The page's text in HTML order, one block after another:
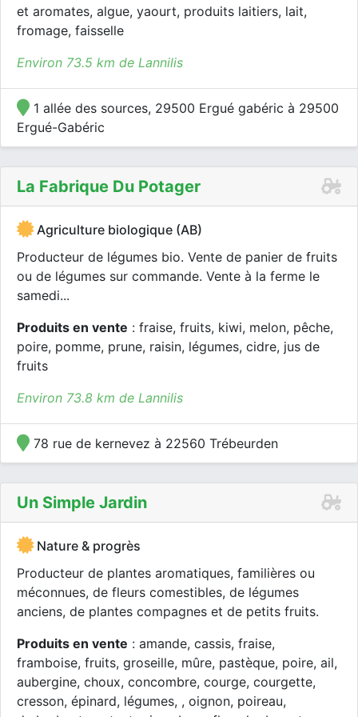
et aromates, algue, yaourt, produits laitiers, lait,
fromage, faisselle
Environ 73.5 km de Lannilis
1 allée des sources, 29500 Ergué gabéric à 29500
Ergué-Gabéric
La Fabrique Du Potager
Agriculture biologique (AB)
Producteur de légumes bio. Vente de panier de fruits
ou de légumes sur commande. Vente à la ferme le
samedi...
Produits en vente : fraise, fruits, kiwi, melon, pêche,
poire, pomme, prune, raisin, légumes, cidre, jus de
fruits
Environ 73.8 km de Lannilis
78 rue de kernevez à 22560 Trébeurden
Un Simple Jardin
Nature & progrès
Producteur de plantes aromatiques, familières ou
méconnues, de fleurs comestibles, de légumes
anciens, de plantes compagnes et de petits fruits.
Produits en vente : amande, cassis, fraise,
framboise, fruits, groseille, mûre, pastèque, poire, ail,
aubergine, choux, concombre, courge, courgette,
cresson, épinard, légumes, , oignon, poireau,